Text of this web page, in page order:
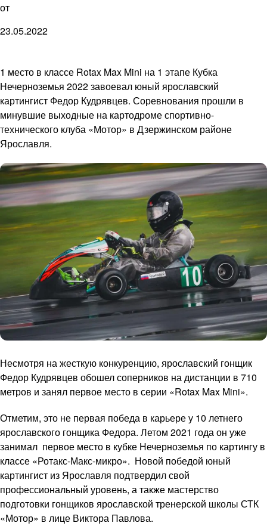
от
23.05.2022
1 место в классе Rotax Max Mini на 1 этапе Кубка
Нечерноземья 2022 завоевал юный ярославский
картингист Федор Кудрявцев. Соревнования прошли в
минувшие выходные на картодроме спортивно-
технического клуба «Мотор» в Дзержинском районе
Ярославля.
Несмотря на жесткую конкуренцию, ярославский гонщик
Федор Кудрявцев обошел соперников на дистанции в 710
метров и занял первое место в серии «Rotax Max Mini».
Отметим, это не первая победа в карьере у 10 летнего
ярославского гонщика Федора. Летом 2021 года он уже
занимал первое место в кубке Нечерноземья по картингу в
классе «Ротакс-Макс-микро». Новой победой юный
картингист из Ярославля подтвердил свой
профессиональный уровень, а также мастерство
подготовки гонщиков ярославской тренерской школы СТК
«Мотор» в лице Виктора Павлова.